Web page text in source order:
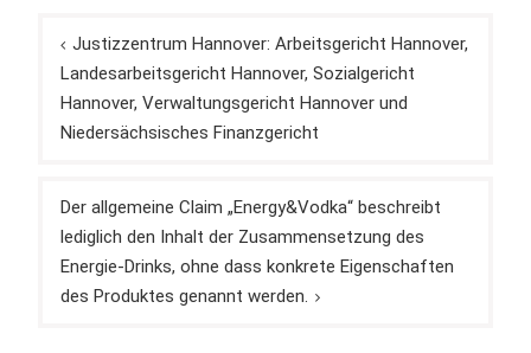
Justizzentrum Hannover: Arbeitsgericht Hannover,
Landesarbeitsgericht Hannover, Sozialgericht
Hannover, Verwaltungsgericht Hannover und
Niedersächsisches Finanzgericht
Der allgemeine Claim „Energy&Vodka“ beschreibt
lediglich den Inhalt der Zusammensetzung des
Energie-Drinks, ohne dass konkrete Eigenschaften
des Produktes genannt werden.